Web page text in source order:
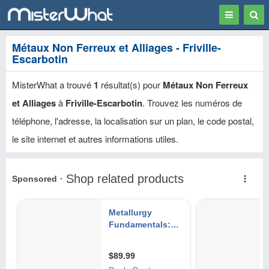
Toggle
Métaux Non Ferreux et Alliages - Friville-
Escarbotin
MisterWhat a trouvé 1 résultat(s) pour Métaux Non Ferreux
et Alliagesà Friville-Escarbotin. Trouvez les numéros de
téléphone, l'adresse, la localisation sur un plan, le code postal,
le site internet et autres informations utiles.